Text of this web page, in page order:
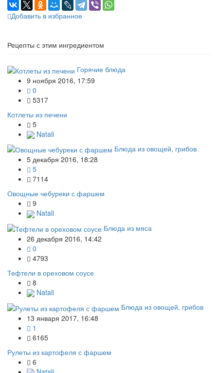
Добавить в избранное
Рецепты с этим ингредиентом
Горячие блюда
9 ноября 2016, 17:59
0
5317
Котлеты из печени
5
Natali
Блюда из овощей, грибов
5 декабря 2016, 18:28
5
7114
Овощные чебуреки с фаршем
9
Natali
Блюда из мяса
26 декабря 2016, 14:42
0
4793
Тефтели в ореховом соусе
8
Natali
Блюда из овощей, грибов
13 января 2017, 16:48
1
6165
Рулеты из картофеля с фаршем
6